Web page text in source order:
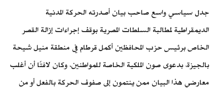
جدل سياسي واسع صاحب بيان أصدرته الحركة المدنية
الديمقراطية لمطالبة السلطات المصرية بوقف إجراءات إزالة القصر
الخاص برئيس حزب المحافظين أكمل قرطام في منطقة منيل شيحة
بالجيزة، بدعوى صون الملكية الخاصة للمواطنين، وكان لافتًا أن أغلب
معارضي هذا البيان ممن ينتمون إلى صفوف الحركة بالفعل أو من